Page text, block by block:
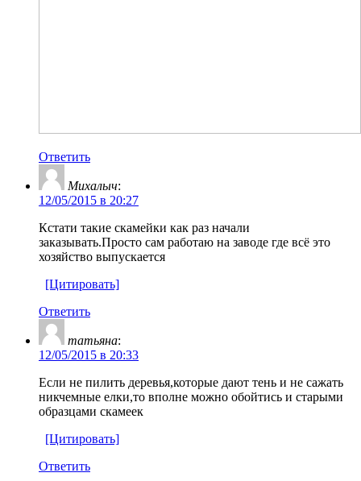
Ответить
Михалыч:
12/05/2015 в 20:27
Кстати такие скамейки как раз начали
заказывать.Просто сам работаю на заводе где всё это
хозяйство выпускается
[Цитировать]
Ответить
татьяна:
12/05/2015 в 20:33
Если не пилить деревья,которые дают тень и не сажать
никчемные елки,то вполне можно обойтись и старыми
образцами скамеек
[Цитировать]
Ответить